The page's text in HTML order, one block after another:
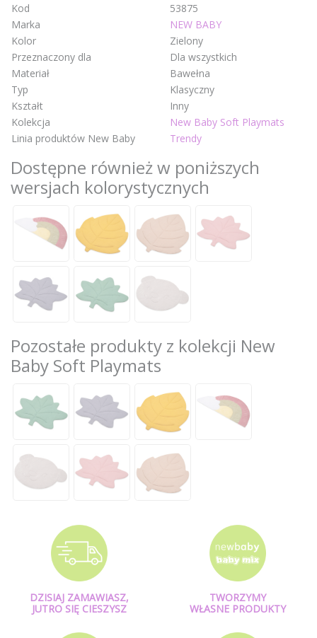
Kod
53875
Marka
NEW BABY
Kolor
Zielony
Przeznaczony dla
Dla wszystkich
Materiał
Bawełna
Typ
Klasyczny
Kształt
Inny
Kolekcja
New Baby Soft Playmats
Linia produktów New Baby
Trendy
Dostępne również w poniższych
wersjach kolorystycznych
Pozostałe produkty z kolekcji New
Baby Soft Playmats
DZISIAJ ZAMAWIASZ,
JUTRO SIĘ CIESZYSZ
TWORZYMY
WŁASNE PRODUKTY